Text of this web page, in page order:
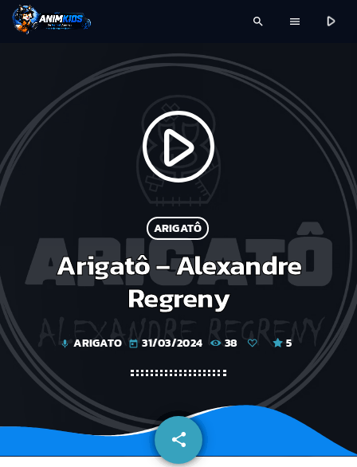
search menu play_arrow
play_arrow
ARIGATÔ
Arigatô – Alexandre
Regreny
mic ARIGATO today 31/03/2024 38 5
share
email